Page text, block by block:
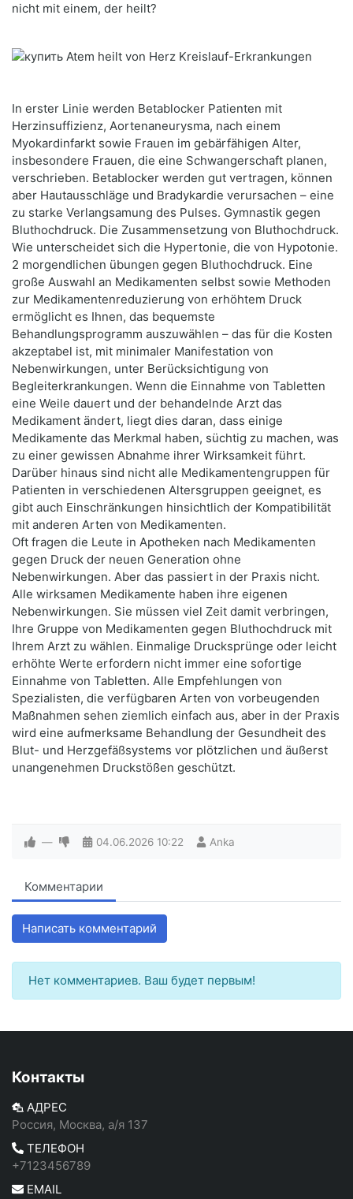
nicht mit einem, der heilt?
In erster Linie werden Betablocker Patienten mit
Herzinsuffizienz, Aortenaneurysma, nach einem
Myokardinfarkt sowie Frauen im gebärfähigen Alter,
insbesondere Frauen, die eine Schwangerschaft planen,
verschrieben. Betablocker werden gut vertragen, können
aber Hautausschläge und Bradykardie verursachen – eine
zu starke Verlangsamung des Pulses. Gymnastik gegen
Bluthochdruck. Die Zusammensetzung von Bluthochdruck.
Wie unterscheidet sich die Hypertonie, die von Hypotonie.
2 morgendlichen übungen gegen Bluthochdruck. Eine
große Auswahl an Medikamenten selbst sowie Methoden
zur Medikamentenreduzierung von erhöhtem Druck
ermöglicht es Ihnen, das bequemste
Behandlungsprogramm auszuwählen – das für die Kosten
akzeptabel ist, mit minimaler Manifestation von
Nebenwirkungen, unter Berücksichtigung von
Begleiterkrankungen. Wenn die Einnahme von Tabletten
eine Weile dauert und der behandelnde Arzt das
Medikament ändert, liegt dies daran, dass einige
Medikamente das Merkmal haben, süchtig zu machen, was
zu einer gewissen Abnahme ihrer Wirksamkeit führt.
Darüber hinaus sind nicht alle Medikamentengruppen für
Patienten in verschiedenen Altersgruppen geeignet, es
gibt auch Einschränkungen hinsichtlich der Kompatibilität
mit anderen Arten von Medikamenten.
Oft fragen die Leute in Apotheken nach Medikamenten
gegen Druck der neuen Generation ohne
Nebenwirkungen. Aber das passiert in der Praxis nicht.
Alle wirksamen Medikamente haben ihre eigenen
Nebenwirkungen. Sie müssen viel Zeit damit verbringen,
Ihre Gruppe von Medikamenten gegen Bluthochdruck mit
Ihrem Arzt zu wählen. Einmalige Drucksprünge oder leicht
erhöhte Werte erfordern nicht immer eine sofortige
Einnahme von Tabletten. Alle Empfehlungen von
Spezialisten, die verfügbaren Arten von vorbeugenden
Maßnahmen sehen ziemlich einfach aus, aber in der Praxis
wird eine aufmerksame Behandlung der Gesundheit des
Blut- und Herzgefäßsystems vor plötzlichen und äußerst
unangenehmen Druckstößen geschützt.
— 04.06.2026 10:22 Anka
Комментарии
Написать комментарий
Нет комментариев. Ваш будет первым!
Контакты
АДРЕС
Россия, Москва, а/я 137
ТЕЛЕФОН
+7123456789
EMAIL